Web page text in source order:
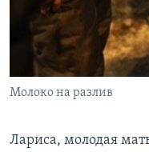
Молоко на разлив
Лариса, молодая